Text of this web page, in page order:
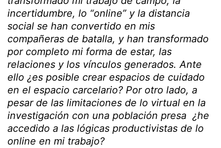
incertidumbre, lo “online” y la distancia
social se han convertido en mis
compañeras de batalla, y han transformado
por completo mi forma de estar, las
relaciones y los vínculos generados. Ante
ello ¿es posible crear espacios de cuidado
en el espacio carcelario? Por otro lado, a
pesar de las limitaciones de lo virtual en la
investigación con una población presa ¿he
accedido a las lógicas productivistas de lo
online en mi trabajo?